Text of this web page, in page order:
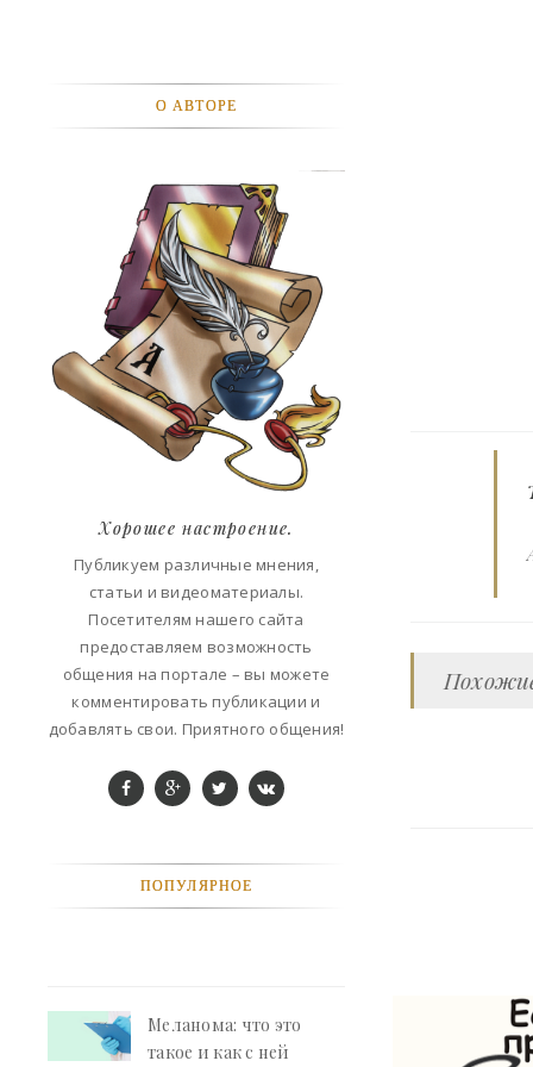
ЛЮДИ
ПОДРОСТКИ
ГОРОДА
ЭКСПЕРЕМЕНТЫ
ЖИЛЬЕ
ЗВЕЗДЫ
О АВТОРЕ
Хорошее настроение.
Публикуем различные мнения,
статьи и видеоматериалы.
Посетителям нашего сайта
предоставляем возможность
общения на портале – вы можете
комментировать публикации и
добавлять свои. Приятного общения!
ПОПУЛЯРНОЕ
Меланома: что это
такое и как с ней